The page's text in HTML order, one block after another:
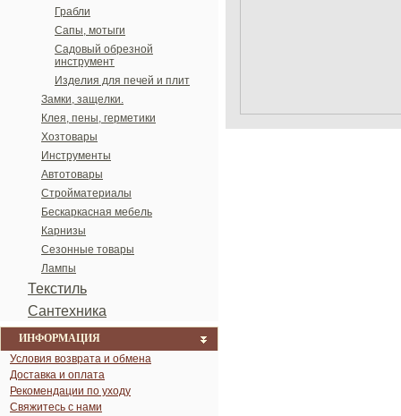
Грабли
Сапы, мотыги
Садовый обрезной
инструмент
Изделия для печей и плит
Замки, защелки.
Клея, пены, герметики
Хозтовары
Инструменты
Автотовары
Стройматериалы
Бескаркасная мебель
Карнизы
Сезонные товары
Лампы
Текстиль
Сантехника
ИНФОРМАЦИЯ
Условия возврата и обмена
Доставка и оплата
Рекомендации по уходу
Свяжитесь с нами